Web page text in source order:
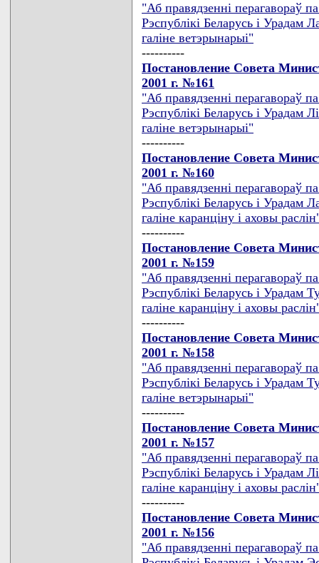
"Аб правядзеннi перагавораў
Рэспублiкi Беларусь i Урадам
галiне ветэрынарыi"
----------
Постановление Совета
2001 г. №161
"Аб правядзеннi перагавораў
Рэспублiкi Беларусь i Урадам
галiне ветэрынарыi"
----------
Постановление Совета
2001 г. №160
"Аб правядзеннi перагавораў
Рэспублiкi Беларусь i Урадам
галiне каранцiну i аховы
----------
Постановление Совета
2001 г. №159
"Аб правядзеннi перагавораў
Рэспублiкi Беларусь i Урадам
галiне каранцiну i аховы
----------
Постановление Совета
2001 г. №158
"Аб правядзеннi перагавораў
Рэспублiкi Беларусь i Урадам
галiне ветэрынарыi"
----------
Постановление Совета
2001 г. №157
"Аб правядзеннi перагавораў
Рэспублiкi Беларусь i Урадам
галiне каранцiну i аховы
----------
Постановление Совета
2001 г. №156
"Аб правядзеннi перагавораў